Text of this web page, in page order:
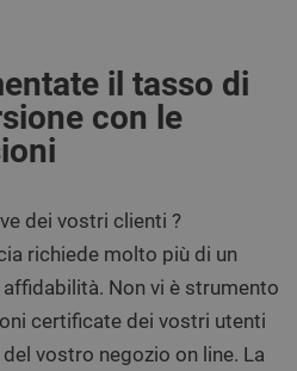
il tasso di
con le
dei vostri clienti ?
richiede molto più di un
Non vi è strumento
certificate dei vostri utenti
vostro negozio on line. La